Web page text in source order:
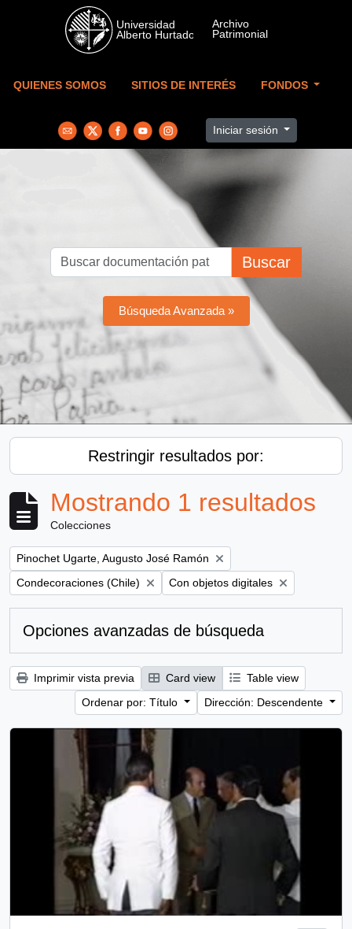
Skip to main content
QUIENES SOMOS SITIOS DE INTERÉS FONDOS
Iniciar sesión
Buscar
Búsqueda Avanzada »
Restringir resultados por:
Mostrando 1 resultados
Colecciones
Remove filter:
Pinochet Ugarte, Augusto José Ramón
Remove filter:
Condecoraciones (Chile) Remove filter:
Con objetos digitales
Opciones avanzadas de búsqueda
Imprimir vista previa Card view
Table view
Ordenar por: Título
Dirección: Descendente